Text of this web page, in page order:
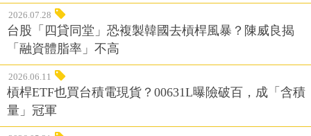
2026.07.28
台股「四貸同堂」恐複製韓國去槓桿風暴？陳威良揭
「融資體脂率」不高
2026.06.11
槓桿ETF也買台積電現貨？00631L曝險破百，成「含積
量」冠軍